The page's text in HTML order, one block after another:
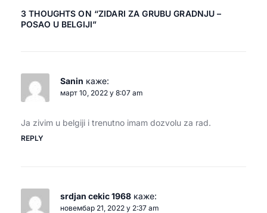
3 THOUGHTS ON “ZIDARI ZA GRUBU GRADNJU –
POSAO U BELGIJI”
Sanin каже:
март 10, 2022 у 8:07 am
Ja zivim u belgiji i trenutno imam dozvolu za rad.
REPLY
srdjan cekic 1968 каже:
новембар 21, 2022 у 2:37 am